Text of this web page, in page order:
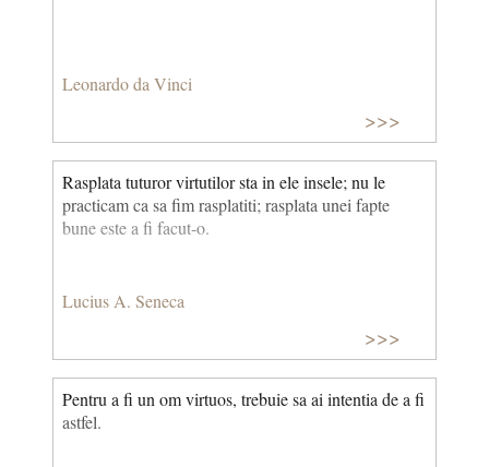
Leonardo da Vinci
>>>
Rasplata tuturor virtutilor sta in ele insele; nu le
practicam ca sa fim rasplatiti; rasplata unei fapte
bune este a fi facut-o.
Lucius A. Seneca
>>>
Pentru a fi un om virtuos, trebuie sa ai intentia de a fi
astfel.